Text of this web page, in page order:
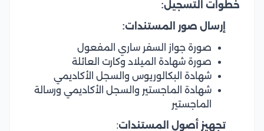
خطوات التسجيل:
إرسال صور المستندات:
صورة جواز السفر ساري المفعول
صورة شهادة الميلاد وكارت العائلة
شهادة البكالوريوس والسجل الأكاديمي
شهادة الماجستير والسجل الأكاديمي ورسالة
الماجستير
تجهيز أصول المستندات: